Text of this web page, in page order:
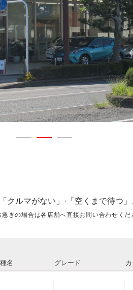
クルマがない」·「空くまで待つ
ぎの場合は各店舗へ直接お問い合わせくだ
名 グレード